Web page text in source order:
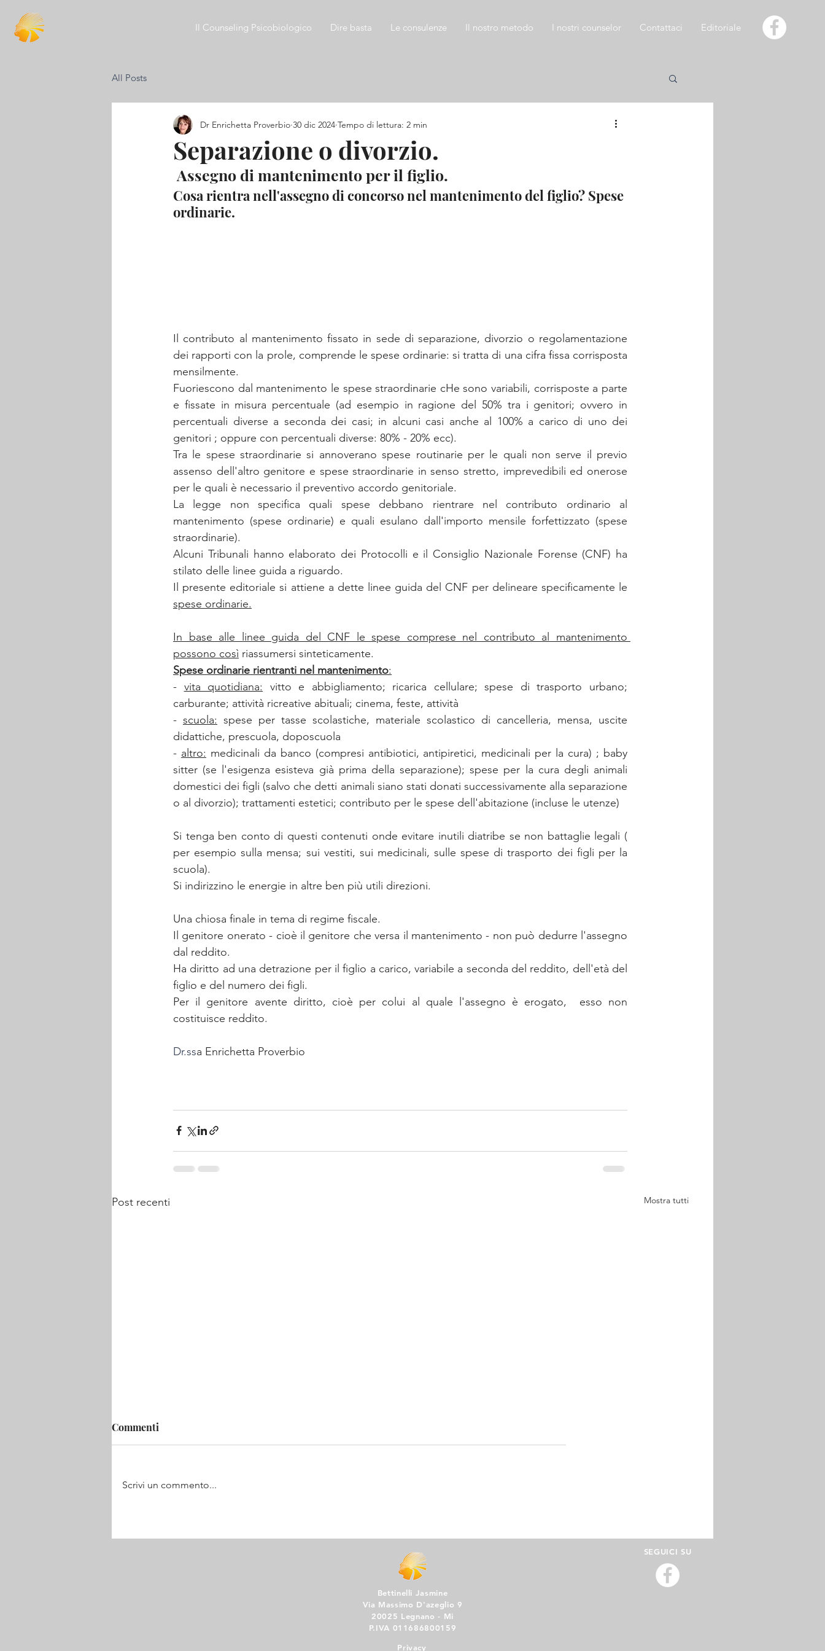
Il Counseling Psicobiologico Dire basta Le consulenze Il nostro metodo I nostri counselor Contattaci Editoriale
All Posts
Separazione o divorzio.
Dr Enrichetta Proverbio 30 dic 2024 Tempo di lettura: 2 min
Assegno di mantenimento per il figlio.
Cosa rientra nell'assegno di concorso nel mantenimento del figlio? Spese
ordinarie.
Il contributo al mantenimento fissato in sede di separazione, divorzio o regolamentazione
dei rapporti con la prole, comprende le spese ordinarie: si tratta di una cifra fissa corrisposta
mensilmente.
Fuoriescono dal mantenimento le spese straordinarie cHe sono variabili, corrisposte a parte
e fissate in misura percentuale (ad esempio in ragione del 50% tra i genitori; ovvero in
percentuali diverse a seconda dei casi; in alcuni casi anche al 100% a carico di uno dei
genitori ; oppure con percentuali diverse: 80% - 20% ecc).
Tra le spese straordinarie si annoverano spese routinarie per le quali non serve il previo
assenso dell'altro genitore e spese straordinarie in senso stretto, imprevedibili ed onerose
per le quali è necessario il preventivo accordo genitoriale.
La legge non specifica quali spese debbano rientrare nel contributo ordinario al
mantenimento (spese ordinarie) e quali esulano dall'importo mensile forfettizzato (spese
straordinarie).
Alcuni Tribunali hanno elaborato dei Protocolli e il Consiglio Nazionale Forense (CNF) ha
stilato delle linee guida a riguardo.
spese ordinarie.
In base alle linee guida del CNF le spese comprese nel contributo al mantenimento
possono così riassumersi sinteticamente.
Spese ordinarie rientranti nel mantenimento:
- vita quotidiana: vitto e abbigliamento; ricarica cellulare; spese di trasporto urbano;
carburante; attività ricreative abituali; cinema, feste, attività
- scuola: spese per tasse scolastiche, materiale scolastico di cancelleria, mensa, uscite
didattiche, prescuola, doposcuola
- altro: medicinali da banco (compresi antibiotici, antipiretici, medicinali per la cura) ; baby
sitter (se l'esigenza esisteva già prima della separazione); spese per la cura degli animali
domestici dei figli (salvo che detti animali siano stati donati successivamente alla separazione
o al divorzio); trattamenti estetici; contributo per le spese dell'abitazione (incluse le utenze)
Si tenga ben conto di questi contenuti onde evitare inutili diatribe se non battaglie legali (
per esempio sulla mensa; sui vestiti, sui medicinali, sulle spese di trasporto dei figli per la
scuola).
Si indirizzino le energie in altre ben più utili direzioni.
Una chiosa finale in tema di regime fiscale.
Il genitore onerato - cioè il genitore che versa il mantenimento - non può dedurre l'assegno
dal reddito.
Ha diritto ad una detrazione per il figlio a carico, variabile a seconda del reddito, dell'età del
figlio e del numero dei figli.
Per il genitore avente diritto, cioè per colui al quale l'assegno è erogato,  esso non
costituisce reddito.
Dr.ssa Enrichetta Proverbio
Post recenti Mostra tutti
ACCORDO
PREMATRIMONIALE A
PROVA DI LEGGE IN ITALIA
dell'Amministratore di
Commenti
Scrivi un commento...
SEGUICI SU
Bettinelli Jasmine
Via Massimo D'azeglio 9
20025 Legnano - Mi
P.IVA 011686800159
Privacy